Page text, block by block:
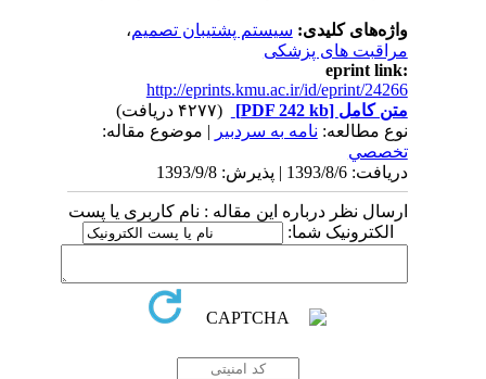
واژه‌های کلیدی:سیستم پشتیبان تصمیم،
مراقبت های پزشکی
eprint link:
http://eprints.kmu.ac.ir/id/eprint/24266
متن کامل[PDF 242 kb]
نوع مطالعه:نامه به سردبیر| موضوع مقاله:
تخصصي
دریافت: 1393/8/6 | پذیرش: 1393/9/8
ارسال نظر درباره این مقاله : نام کاربری یا پست
الکترونیک شما: